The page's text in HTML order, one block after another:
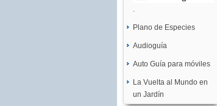
Plano de Especies
Audioguía
Auto Guía para móviles
La Vuelta al Mundo en
un Jardín